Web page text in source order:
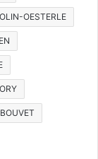
OESTERLE